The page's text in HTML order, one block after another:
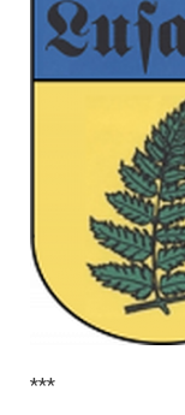
***